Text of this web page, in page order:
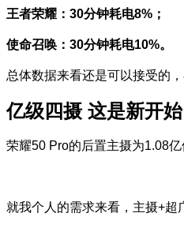
王者荣耀：30分钟耗电8%；
使命召唤：30分钟耗电10%。
总体数据来看还是可以接受的
亿级四摄 这是新开始
荣耀50 Pro的后置主摄为1.08
就我个人的需求来看，主摄+超